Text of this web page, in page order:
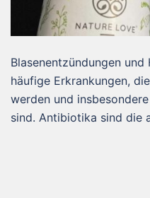
Blasenentzündungen
häufige Erkrankungen,
werden und
sind. Antibiotika sind die